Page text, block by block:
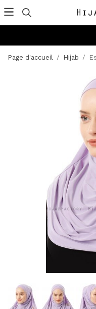
Page d'accueil / Hijab /